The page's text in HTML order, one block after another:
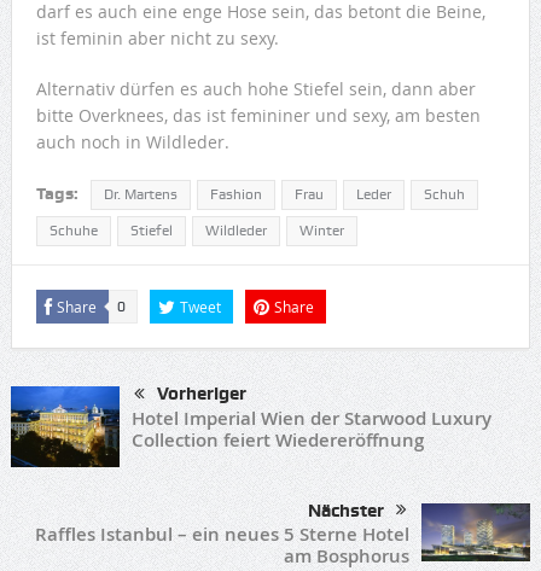
darf es auch eine enge Hose sein, das betont die Beine,
ist feminin aber nicht zu sexy.
Alternativ dürfen es auch hohe Stiefel sein, dann aber
bitte Overknees, das ist femininer und sexy, am besten
auch noch in Wildleder.
Tags: Dr. Martens Fashion Frau Leder Schuh
Schuhe Stiefel Wildleder Winter
Share 0 Tweet Share
Vorheriger
Hotel Imperial Wien der Starwood Luxury
Collection feiert Wiedereröffnung
Nächster
Raffles Istanbul – ein neues 5 Sterne Hotel
am Bosphorus